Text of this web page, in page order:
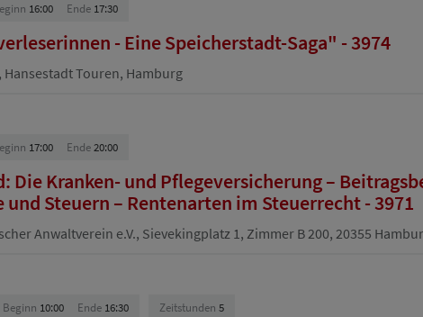
16:00 Ende 17:30
- Eine Speicherstadt-Saga" - 3974
Hansestadt Touren, Hamburg
17:00 Ende20:00
Die Kranken- und Pflegeversicherung –
Steuern – Rentenarten im Steuerrecht - 3971
Anwaltverein e.V., Sievekingplatz 1, Zimmer B 200, 20355
Beginn 10:00 Ende 16:30 Zeitstunden 5